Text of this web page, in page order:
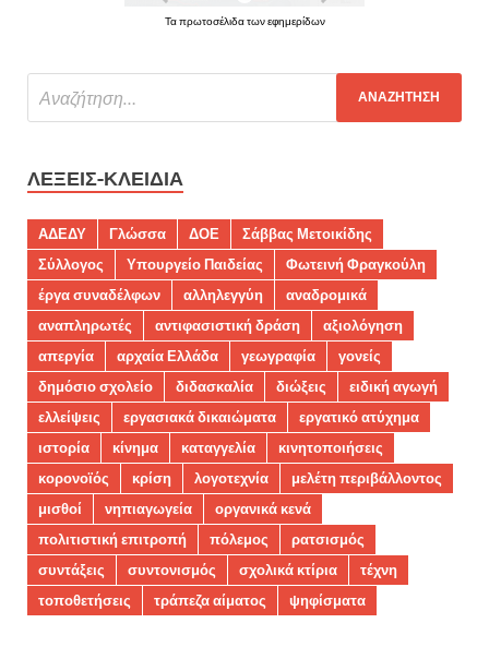
Τα πρωτοσέλιδα των εφημερίδων
ΛΈΞΕΙΣ-ΚΛΕΙΔΙΆ
ΑΔΕΔΥ Γλώσσα ΔΟΕ
Σάββας Μετοικίδης
Σύλλογος
Υπουργείο Παιδείας
Φωτεινή Φραγκούλη
έργα συναδέλφων
αλληλεγγύη
αναδρομικά
αναπληρωτές
αντιφασιστική δράση
αξιολόγηση
απεργία
αρχαία Ελλάδα γεωγραφία
γονείς
δημόσιο σχολείο
διδασκαλία διώξεις
ειδική αγωγή
ελλείψεις
εργασιακά δικαιώματα
εργατικό ατύχημα
ιστορία
κίνημα καταγγελία
κινητοποιήσεις
κορονοϊός
κρίση λογοτεχνία
μελέτη περιβάλλοντος
μισθοί
νηπιαγωγεία
οργανικά κενά
πολιτιστική επιτροπή
πόλεμος
ρατσισμός
συντάξεις
συντονισμός σχολικά κτίρια
τέχνη
τοποθετήσεις
τράπεζα αίματος ψηφίσματα